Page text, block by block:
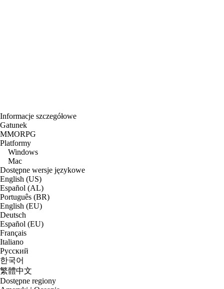
Informacje szczegółowe
Gatunek
MMORPG
Platformy
Windows
Mac
Dostępne wersje językowe
English (US)
Español (AL)
Português (BR)
English (EU)
Deutsch
Español (EU)
Français
Italiano
Русский
한국어
繁體中文
Dostępne regiony